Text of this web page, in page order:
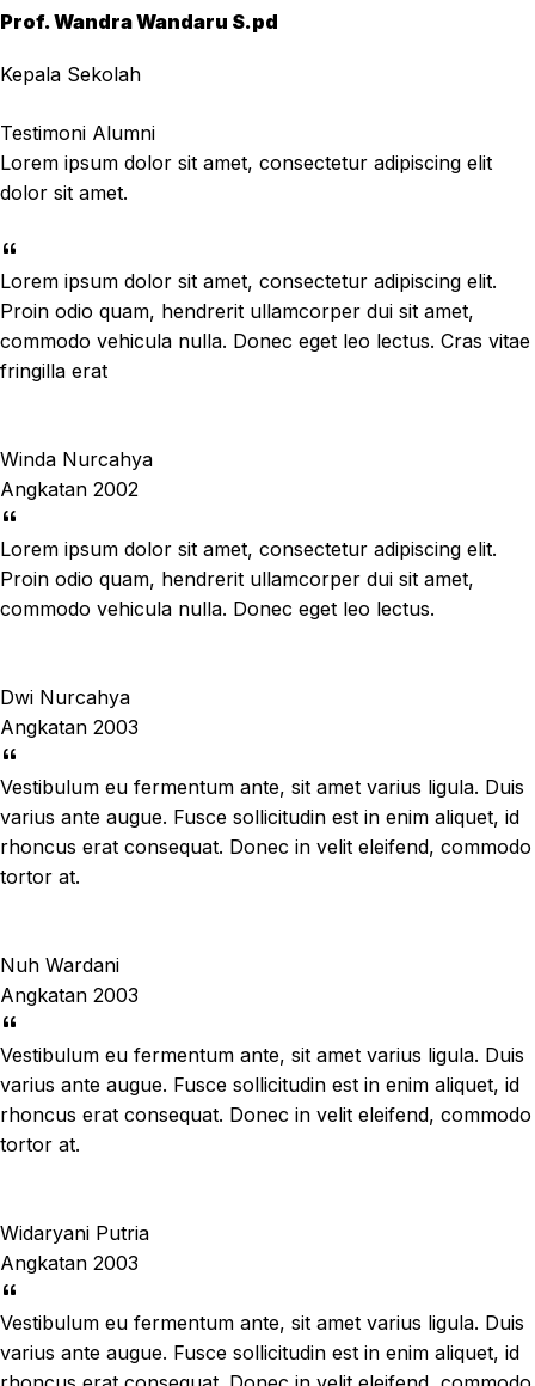
Prof. Wandra Wandaru S.pd
Kepala Sekolah
Testimoni Alumni
Lorem ipsum dolor sit amet, consectetur adipiscing elit
dolor sit amet.
Lorem ipsum dolor sit amet, consectetur adipiscing elit.
Proin odio quam, hendrerit ullamcorper dui sit amet,
commodo vehicula nulla. Donec eget leo lectus. Cras vitae
fringilla erat
Winda Nurcahya
Angkatan 2002
Lorem ipsum dolor sit amet, consectetur adipiscing elit.
Proin odio quam, hendrerit ullamcorper dui sit amet,
commodo vehicula nulla. Donec eget leo lectus.
Dwi Nurcahya
Angkatan 2003
Vestibulum eu fermentum ante, sit amet varius ligula. Duis
varius ante augue. Fusce sollicitudin est in enim aliquet, id
rhoncus erat consequat. Donec in velit eleifend, commodo
tortor at.
Nuh Wardani
Angkatan 2003
Vestibulum eu fermentum ante, sit amet varius ligula. Duis
varius ante augue. Fusce sollicitudin est in enim aliquet, id
rhoncus erat consequat. Donec in velit eleifend, commodo
tortor at.
Widaryani Putria
Angkatan 2003
Vestibulum eu fermentum ante, sit amet varius ligula. Duis
varius ante augue. Fusce sollicitudin est in enim aliquet, id